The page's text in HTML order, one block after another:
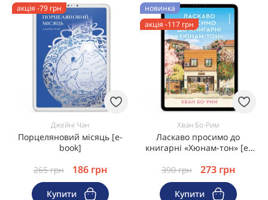
акція -79 грн
Джейні Чан
Порцеляновий місяць [e-
book]
265грн 186 грн
Купити
новинка
акція -117 грн
Хван Бо-Рим
Ласкаво просимо до
книгарні «Хюнам-тон» [e-
390грн 273 грн
Купити